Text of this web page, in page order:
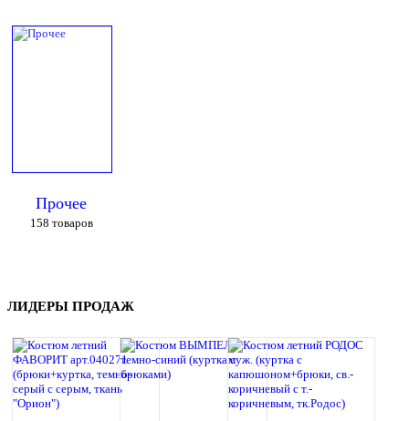
Прочее
158 товаров
ЛИДЕРЫ ПРОДАЖ